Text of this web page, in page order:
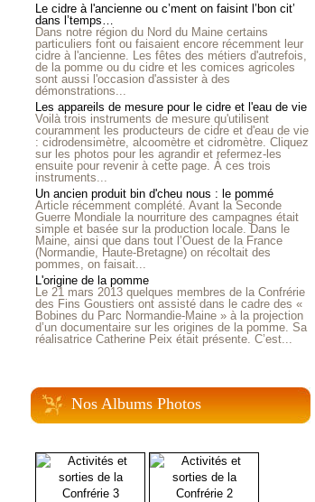
Le cidre à l'ancienne ou c’ment on faisint l’bon cit’
dans l’temps…
Dans notre région du Nord du Maine certains
particuliers font ou faisaient encore récemment leur
cidre à l'ancienne. Les fêtes des métiers d'autrefois,
de la pomme ou du cidre et les comices agricoles
sont aussi l'occasion d'assister à des
démonstrations...
Les appareils de mesure pour le cidre et l'eau de vie
Voilà trois instruments de mesure qu'utilisent
couramment les producteurs de cidre et d'eau de vie
: cidrodensimètre, alcoomètre et cidromètre. Cliquez
sur les photos pour les agrandir et refermez-les
ensuite pour revenir à cette page. À ces trois
instruments...
Un ancien produit bin d'cheu nous : le pommé
Article récemment complété. Avant la Seconde
Guerre Mondiale la nourriture des campagnes était
simple et basée sur la production locale. Dans le
Maine, ainsi que dans tout l’Ouest de la France
(Normandie, Haute-Bretagne) on récoltait des
pommes, on faisait...
L'origine de la pomme
Le 21 mars 2013 quelques membres de la Confrérie
des Fins Goustiers ont assisté dans le cadre des «
Bobines du Parc Normandie-Maine » à la projection
d’un documentaire sur les origines de la pomme. Sa
réalisatrice Catherine Peix était présente. C’est...
Nos Albums Photos